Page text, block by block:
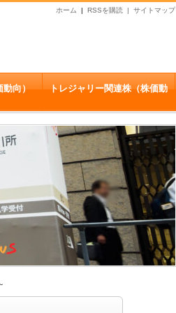
サイトマップ
RSSを購読 |
ホーム |
動向） トレジャリー関連株（株価動